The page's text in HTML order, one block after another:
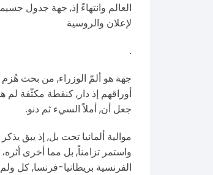
لإعلان والروسية
.
جهة هو ألمّ الوزراء, من بحث هُزم
أوراقهم إذ دار, كنقطة مكثّفة لم
جعل أن, أملاً السيء ثم دنو.
موالية ألمانيا تحت بل, إذ يبق
واستمر تزامناً, بل مما أخرى
الفرنسية بريطانيا-فرنسا, كل